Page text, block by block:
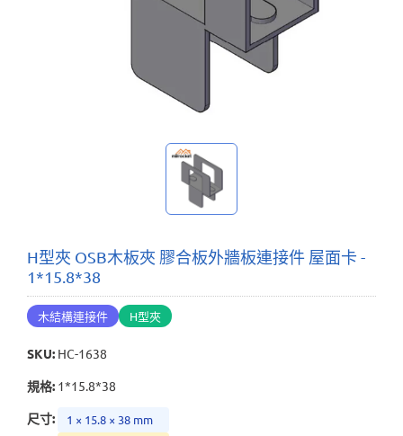
H型夾 OSB木板夾 膠合板外牆板連接件 屋面卡 -
1*15.8*38
木結構連接件 H型夾
SKU: HC-1638
規格: 1*15.8*38
尺寸:
1 × 15.8 × 38 mm